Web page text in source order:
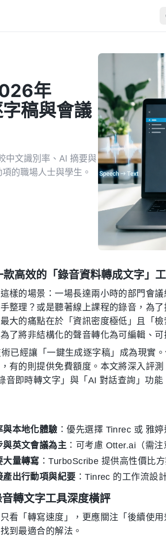
年
稿與會議
中文識別率、AI 摘要與
的職場人士與學生。
高效的「錄音資料轉成文字」
樣的場景：一場長達兩小時的部門會
整理？或是聽著線上課程的錄音，為
大的痛點在於「資訊密度極低」且「
了將非結構化的聲音轉化為可編輯、
已經讓「一鍵生成逐字稿」成為現實
有的則提供免費額度。本文將深入評
音即時轉文字」與「AI 對話查詢」功
與本地化體驗 ：優先選擇 Tinrec 或 雅婷
與英文會議為主 ：可考慮 Otter.ai（需
大量轉寫 ：TurboScribe 提供高性價比方
出行動項與紀要 ：Tinrec 的工作流設
轉文字工具深度橫評
看「轉寫速度」，更應關注「後續使
到最適合的解法。